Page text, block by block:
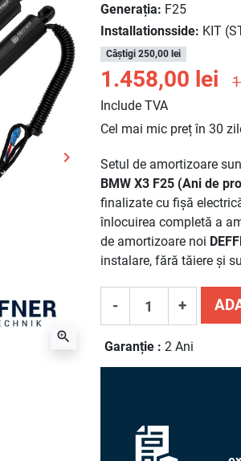
Urmatorul
keyboard_arrow_right
zoom_in
Generația: F25
Installationsside: KIT
Câștigi 250,00 lei
1.458,00 lei
Include TVA
Cel mai mic preț în 30
Setul de amortizoare
BMW X3 F25 (Ani de
finalizate cu fișă
înlocuirea completă a
de amortizoare noi
instalare, fără tăiere și
- +
Garanție :2 Ani